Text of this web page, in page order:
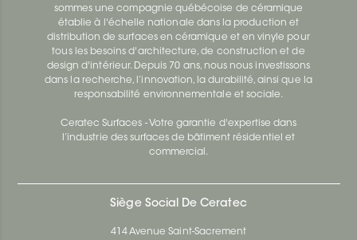
sommes une compagnie québécoise de céramique
établie à l'échelle nationale dans la production et
distribution de surfaces en céramique et en vinyle pour
tous les besoins d'architecture, de construction et de
design d'intérieur. Depuis 70 ans, nous nous investissons
dans la recherche, l’innovation, la durabilité, ainsi que la
responsabilité environnementale et sociale.
Ceratec Surfaces - Votre garantie d'expertise dans
l’industrie des surfaces de bâtiment résidentiel et
commercial.
Siège Social De Ceratec
414 Avenue Saint-Sacrement